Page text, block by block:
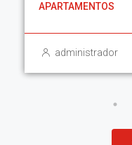
APARTAMENTOS
administrador